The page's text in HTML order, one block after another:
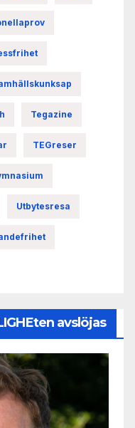
Tegazine
TEGreser
Utbytesresa
avslöjas